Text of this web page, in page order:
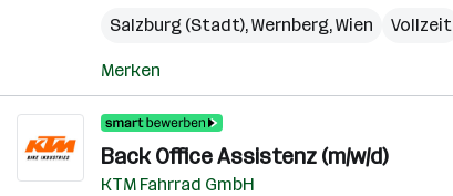
Salzburg (Stadt),Wernberg,Wien Vollzeit
Merken
Back Office Assistenz (m/w/d)
KTM Fahrrad GmbH